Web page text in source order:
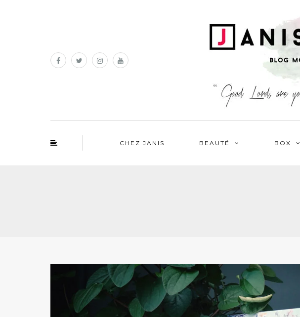
CHEZ JANIS BEAUTÉ BOX